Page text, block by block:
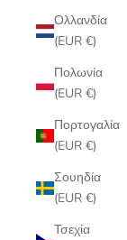
Ολλανδία
(EUR €)
Πολωνία
(EUR €)
Πορτογαλία
(EUR €)
Σουηδία
(EUR €)
Τσεχία